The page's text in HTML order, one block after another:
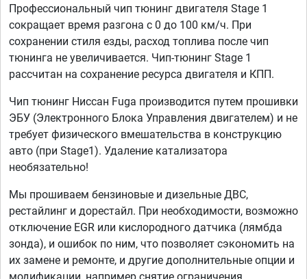
Профессиональный чип тюнинг двигателя Stage 1
сокращает время разгона с 0 до 100 км/ч. При
сохранении стиля езды, расход топлива после чип
тюнинга не увеличивается. Чип-тюнинг Stage 1
рассчитан на сохранение ресурса двигателя и КПП.
Чип тюнинг Ниссан Fuga производится путем прошивки
ЭБУ (Электронного Блока Управления двигателем) и не
требует физического вмешательства в конструкцию
авто (при Stage1). Удаление катализатора
необязательно!
Мы прошиваем бензиновые и дизельные ДВС,
рестайлинг и дорестайл. При необходимости, возможно
отключение EGR или кислородного датчика (лямбда
зонда), и ошибок по ним, что позволяет сэкономить на
их замене и ремонте, и другие дополнительные опции и